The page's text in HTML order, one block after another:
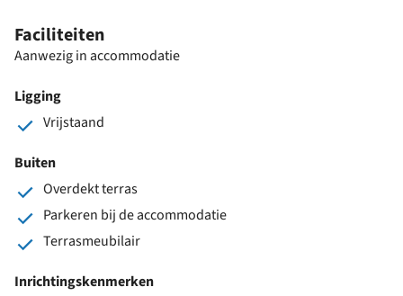
Faciliteiten
Aanwezig in accommodatie
Ligging
Vrijstaand
Buiten
Overdekt terras
Parkeren bij de accommodatie
Terrasmeubilair
Inrichtingskenmerken